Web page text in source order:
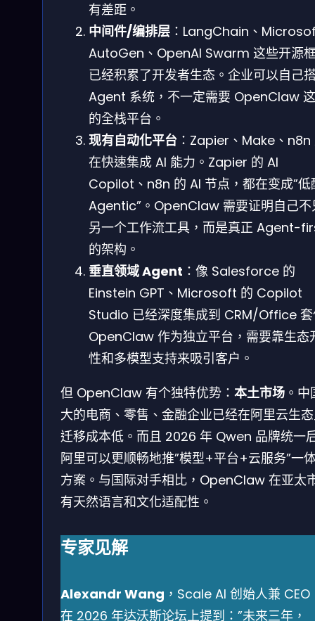
有差距。
中间件/编排层 ：LangChain、
AutoGen、OpenAI Swarm 这些开源
已经积累了开发者生态。企业可以自己
Agent 系统，不一定需要 OpenClaw
的全栈平台。
现有自动化平台 ：Zapier、Make、n8n
在快速集成 AI 能力。Zapier 的 AI
Copilot、n8n 的 AI 节点，都在变成”低
Agentic”。OpenClaw 需要证明自己不
另一个工作流工具，而是真正 Agent-
的架构。
垂直领域 Agent ：像 Salesforce 的
Einstein GPT、Microsoft 的 Copilot
Studio 已经深度集成到 CRM/Office
OpenClaw 作为独立平台，需要靠生态
性和多模型支持来吸引客户。
但 OpenClaw 有个独特优势： 本土市场 。
大的电商、零售、金融企业已经在阿里云生
迁移成本低。而且 2026 年 Qwen 品牌统一
阿里可以更顺畅地推”模型+平台+云服务”一
方案。与国际对手相比，OpenClaw 在亚太
有天然语言和文化适配性。
专家见解
Alexandr Wang ，Scale AI 创始人兼 CEO
在 2026 年达沃斯论坛上提到：”未来三年，